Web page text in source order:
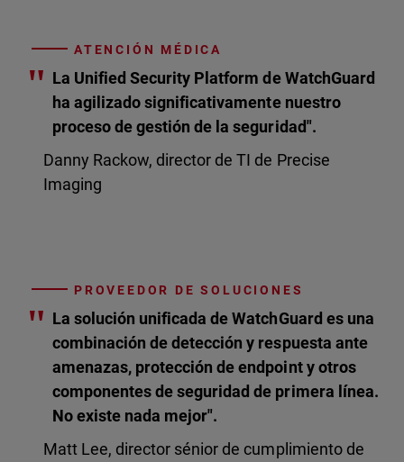
ATENCIÓN MÉDICA
" La Unified Security Platform de WatchGuard
ha agilizado significativamente nuestro
proceso de gestión de la seguridad".
Danny Rackow, director de TI de Precise
Imaging
PROVEEDOR DE SOLUCIONES
" La solución unificada de WatchGuard es una
combinación de detección y respuesta ante
amenazas, protección de endpoint y otros
componentes de seguridad de primera línea.
No existe nada mejor".
Matt Lee, director sénior de cumplimiento de